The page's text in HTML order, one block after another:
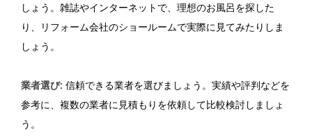
しょう。雑誌やインターネットで、理想のお風呂を探した
り、リフォーム会社のショールームで実際に見てみたりしま
しょう。
業者選び: 信頼できる業者を選びましょう。実績や評判などを
参考に、複数の業者に見積もりを依頼して比較検討しましょ
う。